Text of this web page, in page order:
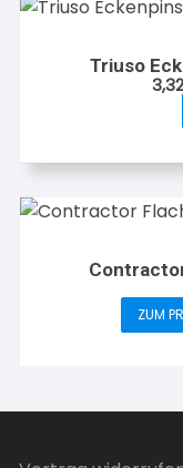
Triuso
ZUM